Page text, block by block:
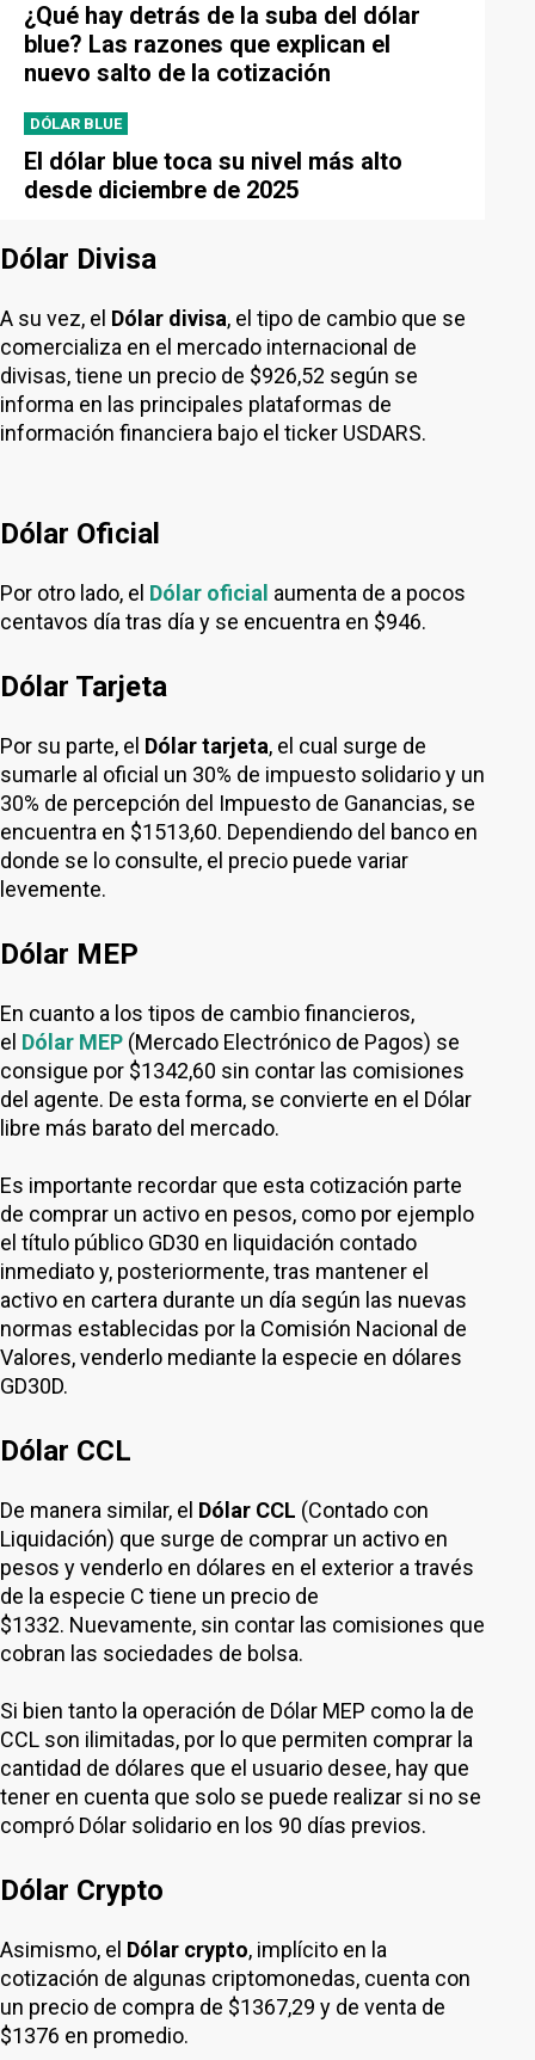
¿Qué hay detrás de la suba del dólar
blue? Las razones que explican el
nuevo salto de la cotización
DÓLAR BLUE
El dólar blue toca su nivel más alto
desde diciembre de 2025
Dólar Divisa
A su vez, el Dólar divisa, el tipo de cambio que se
comercializa en el mercado internacional de
divisas, tiene un precio de $926,52 según se
informa en las principales plataformas de
información financiera bajo el ticker USDARS.
Dólar Oficial
Por otro lado, el Dólar oficial aumenta de a pocos
centavos día tras día y se encuentra en $946.
Dólar Tarjeta
Por su parte, el Dólar tarjeta, el cual surge de
sumarle al oficial un 30% de impuesto solidario y un
30% de percepción del Impuesto de Ganancias, se
encuentra en $1513,60. Dependiendo del banco en
donde se lo consulte, el precio puede variar
levemente.
Dólar MEP
En cuanto a los tipos de cambio financieros,
el Dólar MEP (Mercado Electrónico de Pagos) se
consigue por $1342,60 sin contar las comisiones
del agente. De esta forma, se convierte en el Dólar
libre más barato del mercado.
Es importante recordar que esta cotización parte
de comprar un activo en pesos, como por ejemplo
el título público GD30 en liquidación contado
inmediato y, posteriormente, tras mantener el
activo en cartera durante un día según las nuevas
normas establecidas por la Comisión Nacional de
Valores, venderlo mediante la especie en dólares
GD30D.
Dólar CCL
De manera similar, el Dólar CCL (Contado con
Liquidación) que surge de comprar un activo en
pesos y venderlo en dólares en el exterior a través
de la especie C tiene un precio de
$1332. Nuevamente, sin contar las comisiones que
cobran las sociedades de bolsa.
Si bien tanto la operación de Dólar MEP como la de
CCL son ilimitadas, por lo que permiten comprar la
cantidad de dólares que el usuario desee, hay que
tener en cuenta que solo se puede realizar si no se
compró Dólar solidario en los 90 días previos.
Dólar Crypto
Asimismo, el Dólar crypto, implícito en la
cotización de algunas criptomonedas, cuenta con
un precio de compra de $1367,29 y de venta de
$1376 en promedio.